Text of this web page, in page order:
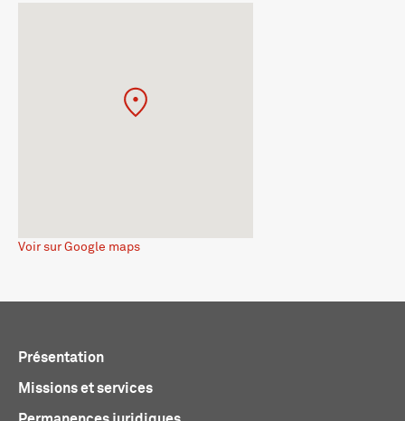
Voir sur Google maps
Présentation
Missions et services